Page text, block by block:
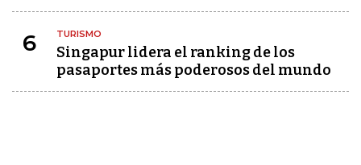
6 TURISMO
Singapur lidera el ranking de los
pasaportes más poderosos del mundo